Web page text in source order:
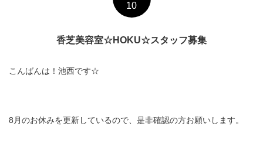
10
香芝美容室☆HOKU☆スタッフ募集
こんばんは！池西です☆
8月のお休みを更新しているので、是非確認の方お願いします。